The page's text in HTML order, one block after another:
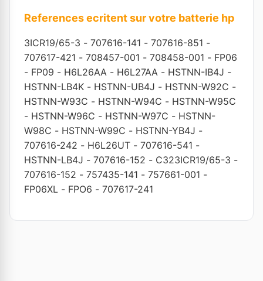
References ecritent sur votre batterie hp
3ICR19/65-3 - 707616-141 - 707616-851 -
707617-421 - 708457-001 - 708458-001 - FP06
- FP09 - H6L26AA - H6L27AA - HSTNN-IB4J -
HSTNN-LB4K - HSTNN-UB4J - HSTNN-W92C -
HSTNN-W93C - HSTNN-W94C - HSTNN-W95C
- HSTNN-W96C - HSTNN-W97C - HSTNN-
W98C - HSTNN-W99C - HSTNN-YB4J -
707616-242 - H6L26UT - 707616-541 -
HSTNN-LB4J - 707616-152 - C323ICR19/65-3 -
707616-152 - 757435-141 - 757661-001 -
FP06XL - FPO6 - 707617-241